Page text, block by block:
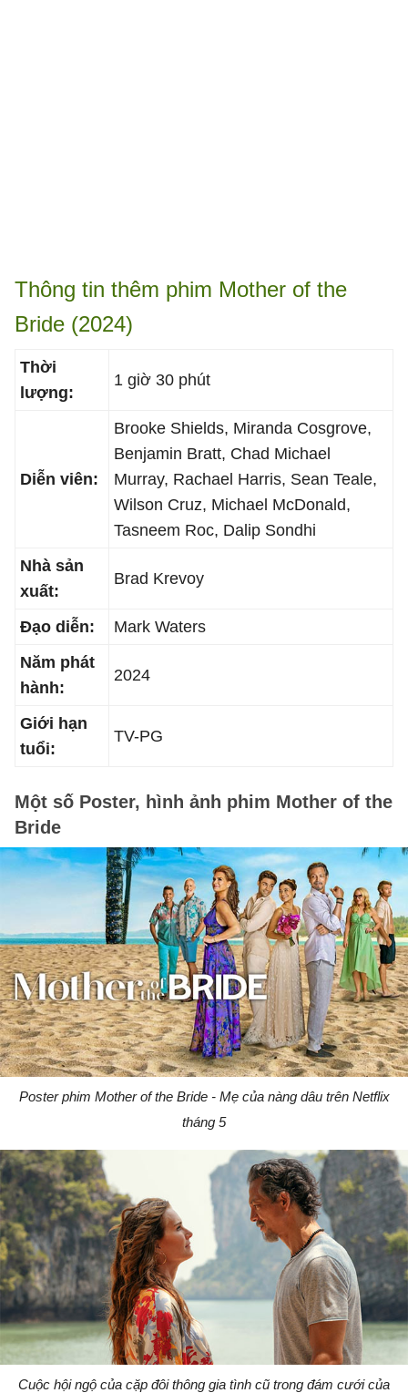
Thông tin thêm phim Mother of the
Bride (2024)
Thời
lượng:
1 giờ 30 phút
Diễn viên:
Brooke Shields, Miranda Cosgrove,
Benjamin Bratt, Chad Michael
Murray, Rachael Harris, Sean Teale,
Wilson Cruz, Michael McDonald,
Tasneem Roc, Dalip Sondhi
Nhà sản
xuất:
Brad Krevoy
Đạo diễn:
Mark Waters
Năm phát
hành:
2024
Giới hạn
tuổi:
TV-PG
Một số Poster, hình ảnh phim Mother of the
Bride
Poster phim Mother of the Bride - Mẹ của nàng dâu trên Netflix
tháng 5
Cuộc hội ngộ của cặp đôi thông gia tình cũ trong đám cưới của